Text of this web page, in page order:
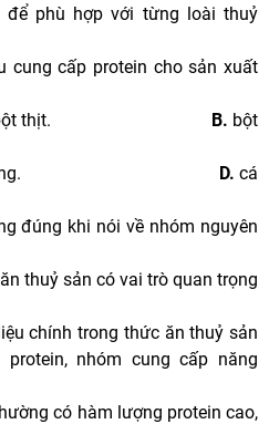
để phù hợp với từng loài thuỷ
cung cấp protein cho sản xuất
thịt. B. bột
D.cá
đúng khi nói về nhóm nguyên
thuỷ sản có vai trò quan trọng
chính trong thức ăn thuỷ sản
nhóm cung cấp năng
có hàm lượng protein cao,